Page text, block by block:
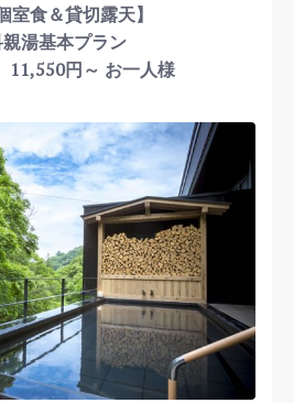
室食＆貸切露天】
湯基本プラン
円～ お一人様